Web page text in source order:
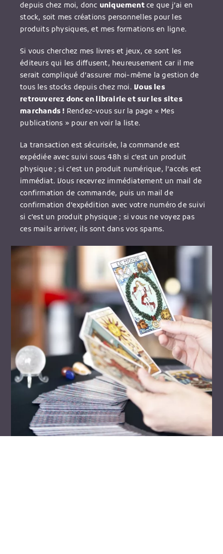
depuis chez moi, donc uniquementce que j’ai en
stock, soit mes créations personnelles pour les
produits physiques, et mes formations en ligne.
Si vous cherchez mes livres et jeux, ce sont les
éditeurs qui les diffusent, heureusement car il me
serait compliqué d’assurer moi-même la gestion de
tous les stocks depuis chez moi. Vous les
retrouverez donc en librairie et sur les sites
marchands ! Rendez-vous sur la page « Mes
publications » pour en voir la liste.
La transaction est sécurisée, la commande est
expédiée avec suivi sous 48h si c’est un produit
physique ; si c’est un produit numérique, l’accès est
immédiat. Vous recevrez immédiatement un mail de
confirmation de commande, puis un mail de
confirmation d’expédition avec votre numéro de suivi
si c’est un produit physique ; si vous ne voyez pas
ces mails arriver, ils sont dans vos spams.